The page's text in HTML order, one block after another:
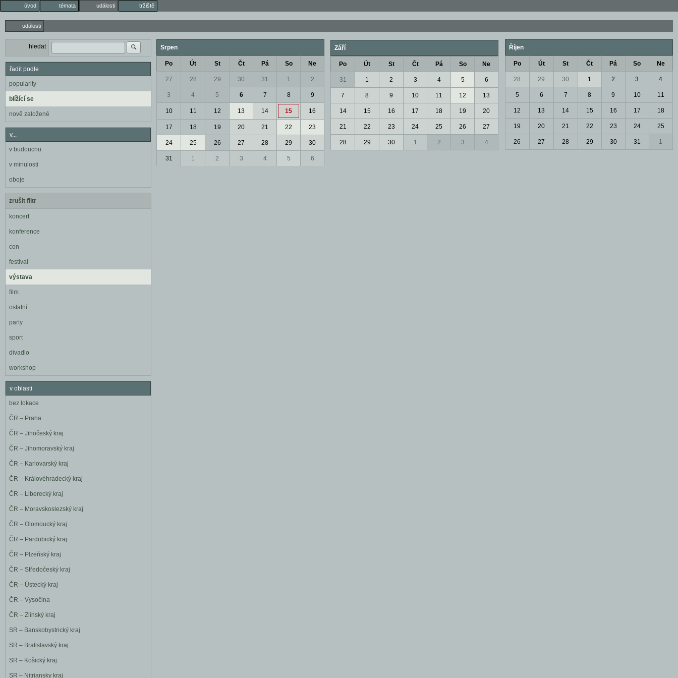
úvod témata události tržiště
události
hledat
řadit podle
popularity
blížící se
nově založené
v...
v budoucnu
v minulosti
oboje
zrušit filtr
koncert
konference
con
festival
výstava
film
ostatní
party
sport
divadlo
workshop
v oblasti
bez lokace
ČR – Praha
ČR – Jihočeský kraj
ČR – Jihomoravský kraj
ČR – Karlovarský kraj
ČR – Královéhradecký kraj
ČR – Liberecký kraj
ČR – Moravskoslezský kraj
ČR – Olomoucký kraj
ČR – Pardubický kraj
ČR – Plzeňský kraj
ČR – Středočeský kraj
ČR – Ústecký kraj
ČR – Vysočina
ČR – Zlínský kraj
SR – Banskobystrický kraj
SR – Bratislavský kraj
SR – Košický kraj
SR – Nitriansky kraj
Srpen
Po Út St Čt Pá So Ne
27 28 29 30 31 1 2
3 4 5 6 7 8 9
10 11 12 13 14 15 16
17 18 19 20 21 22 23
24 25 26 27 28 29 30
31 1 2 3 4 5 6
Září
Po Út St Čt Pá So Ne
31 1 2 3 4 5 6
7 8 9 10 11 12 13
14 15 16 17 18 19 20
21 22 23 24 25 26 27
28 29 30 1 2 3 4
Říjen
Po Út St Čt Pá So Ne
28 29 30 1 2 3 4
5 6 7 8 9 10 11
12 13 14 15 16 17 18
19 20 21 22 23 24 25
26 27 28 29 30 31 1